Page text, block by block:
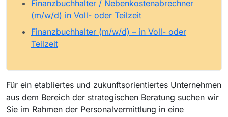
Finanzbuchhalter / Nebenkostenabrechner
(m/w/d) in Voll- oder Teilzeit
Finanzbuchhalter (m/w/d) – in Voll- oder
Teilzeit
Für ein etabliertes und zukunftsorientiertes Unternehmen
aus dem Bereich der strategischen Beratung suchen wir
Sie im Rahmen der Personalvermittlung in eine